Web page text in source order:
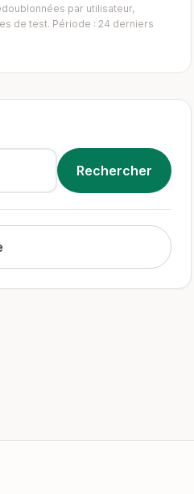
par utilisateur,
de test. Période : 24 derniers